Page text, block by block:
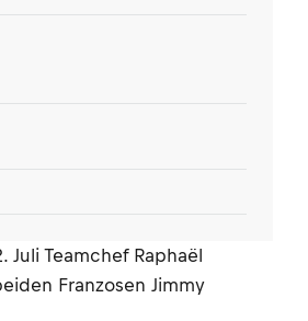
Teamchef Raphaël
Franzosen Jimmy